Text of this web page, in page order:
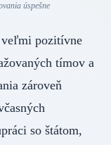
úspešne
pozitívne
tímov a
zároveň
so štátom,